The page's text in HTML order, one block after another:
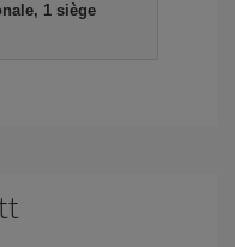
1 siège